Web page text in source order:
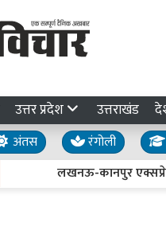
उत्तर प्रदेश उत्तराखंड
अंतस रंगोली
लखनऊ-कानपुर एक्सप्रेसवे